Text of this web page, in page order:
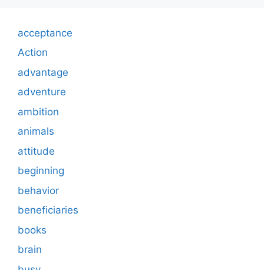
acceptance
Action
advantage
adventure
ambition
animals
attitude
beginning
behavior
beneficiaries
books
brain